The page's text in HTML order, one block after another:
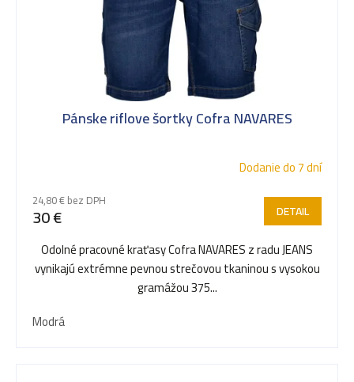
Pánske riflove šortky Cofra NAVARES
Dodanie do 7 dní
24,80 € bez DPH
30 € DETAIL
Odolné pracovné kraťasy Cofra NAVARES z radu JEANS
vynikajú extrémne pevnou strečovou tkaninou s vysokou
gramážou 375...
Modrá